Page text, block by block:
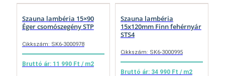
Szauna lambéria 15×90
Éger csomószegény STP
Cikkszám: SK6-3000978
Bruttó ár: 11 990 Ft / m2
Szauna lambéria
15x120mm Finn fehérnyár
STS4
Cikkszám: SK6-3000995
Bruttó ár: 34 990 Ft / m2